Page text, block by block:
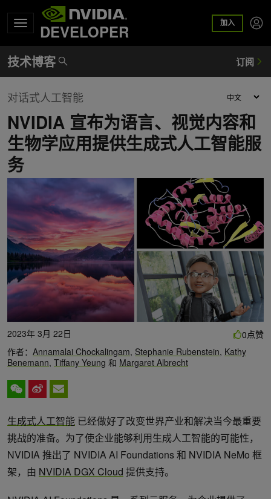
DEVELOPER 加入
对话式人工智能
NVIDIA 宣布为语言、视觉内容和
生物学应用提供生成式人工智能服
务
2023年 3月 22日
作者： Annamalai Chockalingam, Stephanie Rubenstein, Kathy
Benemann, Tiffany Yeung 和 Margaret Albrecht
0点赞
生成式人工智能 已经做好了改变世界产业和解决当今最重要
挑战的准备。为了使企业能够利用生成人工智能的可能性，
NVIDIA 推出了 NVIDIA AI Foundations 和 NVIDIA NeMo 框
架，由 NVIDIA DGX Cloud 提供支持。